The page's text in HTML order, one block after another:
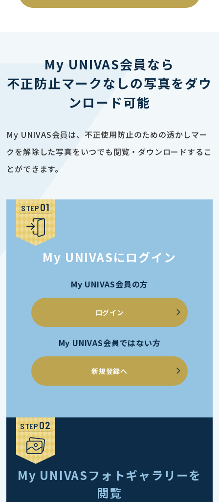
My UNIVAS会員なら
不正防止マークなしの写真をダウ
ンロード可能
My UNIVAS会員は、不正使用防止のための透かしマー
クを解除した写真をいつでも閲覧・ダウンロードするこ
とができます。
STEP
My UNIVASにログイン
My UNIVAS会員の方
ログイン
My UNIVAS会員ではない方
新規登録へ
STEP
My UNIVASフォトギャラリーを
閲覧